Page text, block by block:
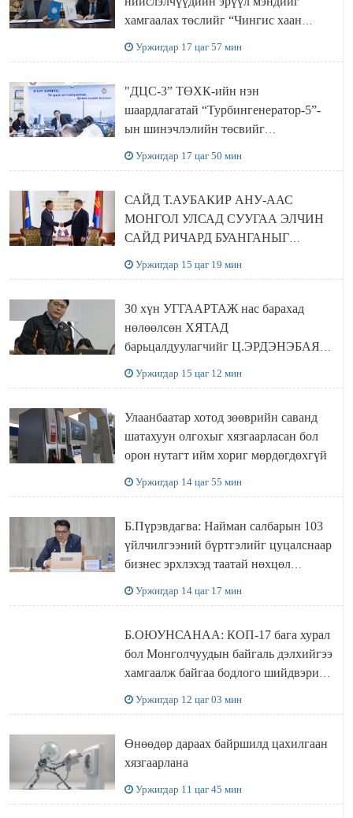
хамгаалах төслийг “Чингис хаан
Уржигдар 17 цаг 57 мин
"ДЦС-3” ТӨХК-ийн нэн
шаардлагатай “Турбингенератор-5”-
ын шинэчлэлийн төсвийг
Уржигдар 17 цаг 50 мин
САЙД Т.АУБАКИР АНУ-ААС
МОНГОЛ УЛСАД СУУГАА ЭЛЧИН
САЙД РИЧАРД БУАНГАНЫГ
Уржигдар 15 цаг 19 мин
30 хүн УГГААРТАЖ нас барахад
нөлөөлсөн ХЯТАД
барьцалдуулагчийг Ц.ЭРДЭНЭБАЯР
Уржигдар 15 цаг 12 мин
Улаанбаатар хотод зөөврийн саванд
шатахуун олгохыг хязгаарласан бол
орон нутагт ийм хориг мөрдөгдөхгүй
Уржигдар 14 цаг 55 мин
Б.Пүрэвдагва: Найман салбарын 103
үйлчилгээний бүртгэлийг цуцалснаар
бизнес эрхлэхэд таатай нөхцөл
Уржигдар 14 цаг 17 мин
Б.ОЮУНСАНАА: КОП-17 бага хурал
бол Монголчуудын байгаль дэлхийгээ
хамгаалж байгаа бодлого шийдвэрийг
Уржигдар 12 цаг 03 мин
Өнөөдөр дараах байршилд цахилгаан
хязгаарлана
Уржигдар 11 цаг 45 мин